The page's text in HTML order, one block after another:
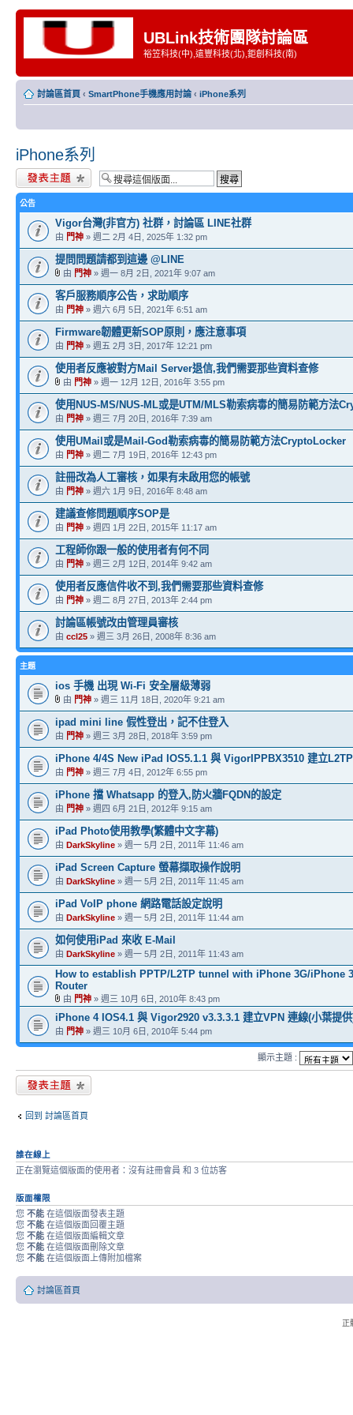
UBLink技術團隊討論區
裕笠科技(中),遠豐科技(北),鉅創科技(南)
討論區首頁 ‹ SmartPhone手機應用討論 ‹ iPhone系列
iPhone系列
發表新主題
公告
Vigor台灣(非官方) 社群，討論區 LINE社群
由 門神 » 週二 2月 4日, 2025年 1:32 pm
提問問題請都到這邊 @LINE
由 門神 » 週一 8月 2日, 2021年 9:07 am
客戶服務順序公告，求助順序
由 門神 » 週六 6月 5日, 2021年 6:51 am
Firmware韌體更新SOP原則，應注意事項
由 門神 » 週五 2月 3日, 2017年 12:21 pm
使用者反應被對方Mail Server退信,我們需要那些資料查修
由 門神 » 週一 12月 12日, 2016年 3:55 pm
使用NUS-MS/NUS-ML或是UTM/MLS勒索病毒的簡易防範方法
由 門神 » 週三 7月 20日, 2016年 7:39 am
使用UMail或是Mail-God勒索病毒的簡易防範方法CryptoLocker
由 門神 » 週二 7月 19日, 2016年 12:43 pm
註冊改為人工審核，如果有未啟用您的帳號
由 門神 » 週六 1月 9日, 2016年 8:48 am
建議查修問題順序SOP是
由 門神 » 週四 1月 22日, 2015年 11:17 am
工程師你跟一般的使用者有何不同
由 門神 » 週三 2月 12日, 2014年 9:42 am
使用者反應信件收不到,我們需要那些資料查修
由 門神 » 週二 8月 27日, 2013年 2:44 pm
討論區帳號改由管理員審核
由 ccl25 » 週三 3月 26日, 2008年 8:36 am
主題
ios 手機 出現 Wi-Fi 安全層級薄弱
由 門神 » 週三 11月 18日, 2020年 9:21 am
ipad mini line 假性登出，記不住登入
由 門神 » 週三 3月 28日, 2018年 3:59 pm
iPhone 4/4S New iPad IOS5.1.1 與 VigorIPPBX3510 建立
由 門神 » 週三 7月 4日, 2012年 6:55 pm
iPhone 擋 Whatsapp 的登入,防火牆FQDN的設定
由 門神 » 週四 6月 21日, 2012年 9:15 am
iPad Photo使用教學(繁體中文字幕)
由 DarkSkyline » 週一 5月 2日, 2011年 11:46 am
iPad Screen Capture 螢幕擷取操作說明
由 DarkSkyline » 週一 5月 2日, 2011年 11:45 am
iPad VoIP phone 網路電話設定說明
由 DarkSkyline » 週一 5月 2日, 2011年 11:44 am
如何使用iPad 來收 E-Mail
由 DarkSkyline » 週一 5月 2日, 2011年 11:43 am
How to establish PPTP/L2TP tunnel with iPhone 3G/iPhone
Router
由 門神 » 週三 10月 6日, 2010年 8:43 pm
iPhone 4 IOS4.1 與 Vigor2920 v3.3.3.1 建立VPN 連線(小葉提
由 門神 » 週三 10月 6日, 2010年 5:44 pm
顯示主題 :
發表新主題
回到 討論區首頁
誰在線上
正在瀏覽這個版面的使用者：沒有註冊會員 和 3 位訪客
版面權限
您 不能 在這個版面發表主題
您 不能 在這個版面回覆主題
您 不能 在這個版面編輯文章
您 不能 在這個版面刪除文章
您 不能 在這個版面上傳附加檔案
討論區首頁
正